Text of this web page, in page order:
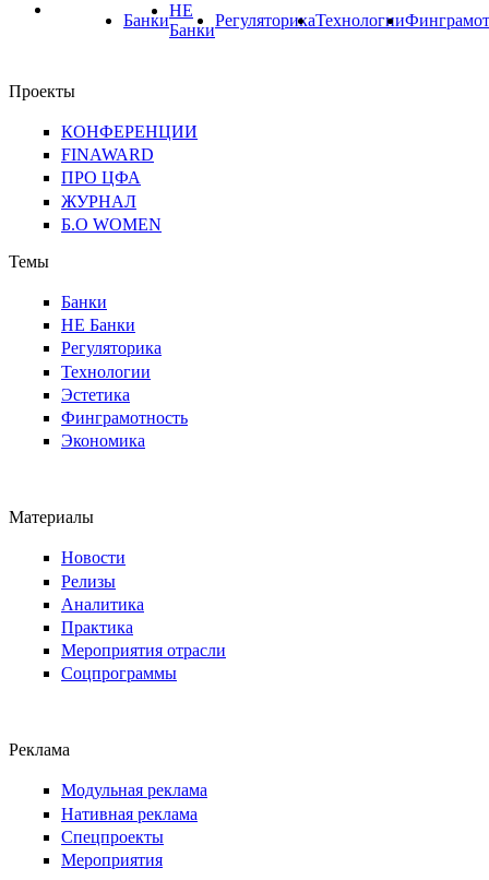
Банки
НЕ
Банки
РегуляторикаТехнологии
Проекты
КОНФЕРЕНЦИИ
FINAWARD
ПРО ЦФА
ЖУРНАЛ
Б.О WOMEN
Темы
Банки
НЕ Банки
Регуляторика
Технологии
Эстетика
Финграмотность
Экономика
Материалы
Новости
Релизы
Аналитика
Практика
Мероприятия отрасли
Соцпрограммы
Реклама
Модульная реклама
Нативная реклама
Спецпроекты
Мероприятия